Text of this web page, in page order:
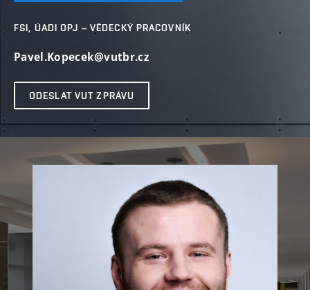
FSI, ÚADI OPJ – VĚDECKÝ PRACOVNÍK
Pavel.Kopecek@vutbr.cz
ODESLAT VUT ZPRÁVU